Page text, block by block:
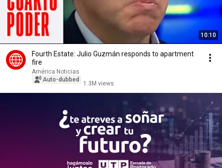
10:10
Fourth Estate: Julio Guzmán responds to apartment
fire
América Noticias
Auto-dubbed
1.3M views